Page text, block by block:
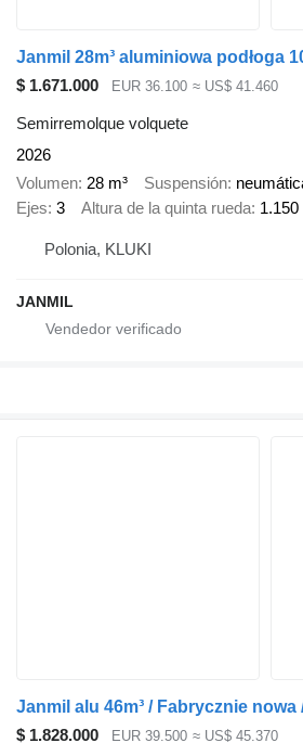
$ 1.671.000 EUR 36.100 ≈ US$ 41.460
Semirremolque volquete
2026
Volumen 28 m³ Suspensión
Ejes 3 Altura de la quinta rueda
Polonia, KLUKI
JANMIL
Janmil alu 46m³ / Fabrycznie nowa
$ 1.828.000
EUR 39.500 ≈ US$ 45.370